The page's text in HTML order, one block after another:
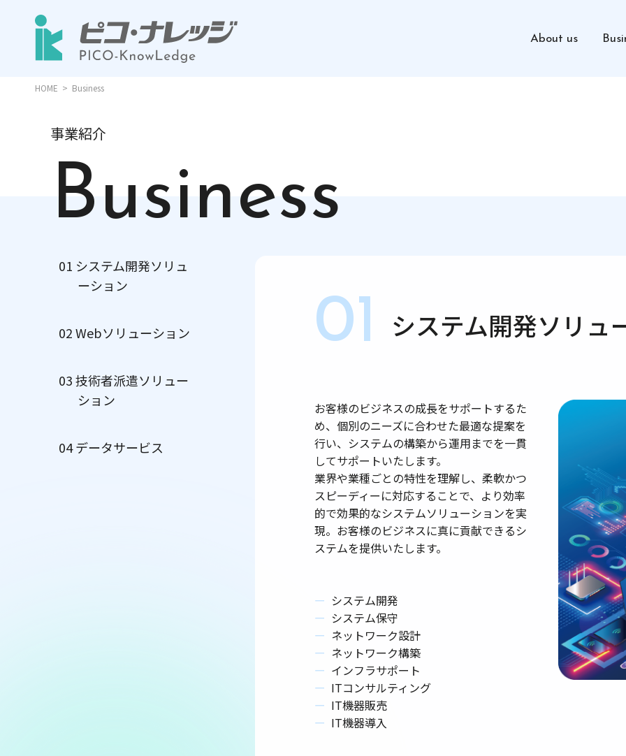
About us
HOME Business
事業紹介
Business
01 システム開発ソリュ
ーション
02 Webソリューション
03 技術者派遣ソリュー
ション
04 データサービス
01 システム開発ソリュ
お客様のビジネスの成長をサポートするた
め、個別のニーズに合わせた最適な提案を
行い、システムの構築から運用までを一貫
してサポートいたします。
業界や業種ごとの特性を理解し、柔軟かつ
スピーディーに対応することで、より効率
的で効果的なシステムソリューションを実
現。お客様のビジネスに真に貢献できるシ
ステムを提供いたします。
システム開発
システム保守
ネットワーク設計
ネットワーク構築
インフラサポート
ITコンサルティング
IT機器販売
IT機器導入